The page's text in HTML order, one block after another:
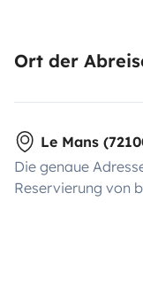
Ort der
Le Mans
Die genaue
Reservierung von